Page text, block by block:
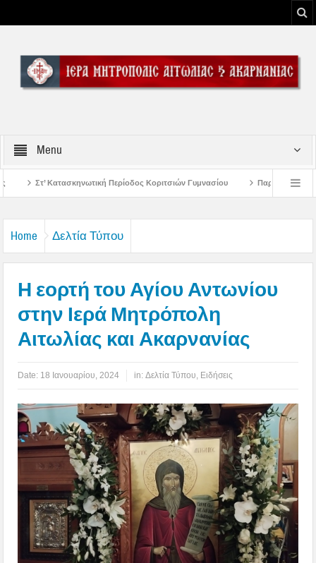
Menu
Περίοδος Κοριτσιών Γυμνασίου Παρακλήσεις πρώτης εβδομάδος
Home Δελτία Τύπου
Η εορτή του Αγίου Αντωνίου
στην Ιερά Μητρόπολη
Αιτωλίας και Ακαρνανίας
Date: 18 Ιανουαρίου, 2024 in:Δελτία Τύπου Ειδήσεις